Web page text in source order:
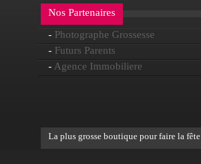
Nos Partenaires
- Photographe Grossesse
- Futurs Parents
- Agence Immobiliere
La plus grosse boutique pour faire la fête